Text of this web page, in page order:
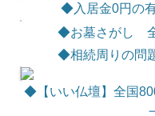
◆入居金0円の
◆お墓さがし 全
◆相続周りの問
◆【いい仏壇】全国